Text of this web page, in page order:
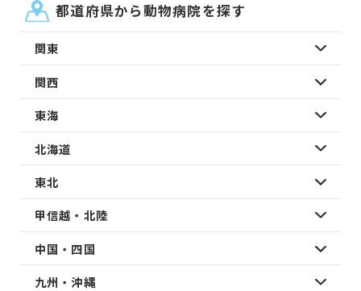
都道府県から動物病院を探す
関東
関西
東海
北海道
東北
甲信越・北陸
中国・四国
九州・沖縄